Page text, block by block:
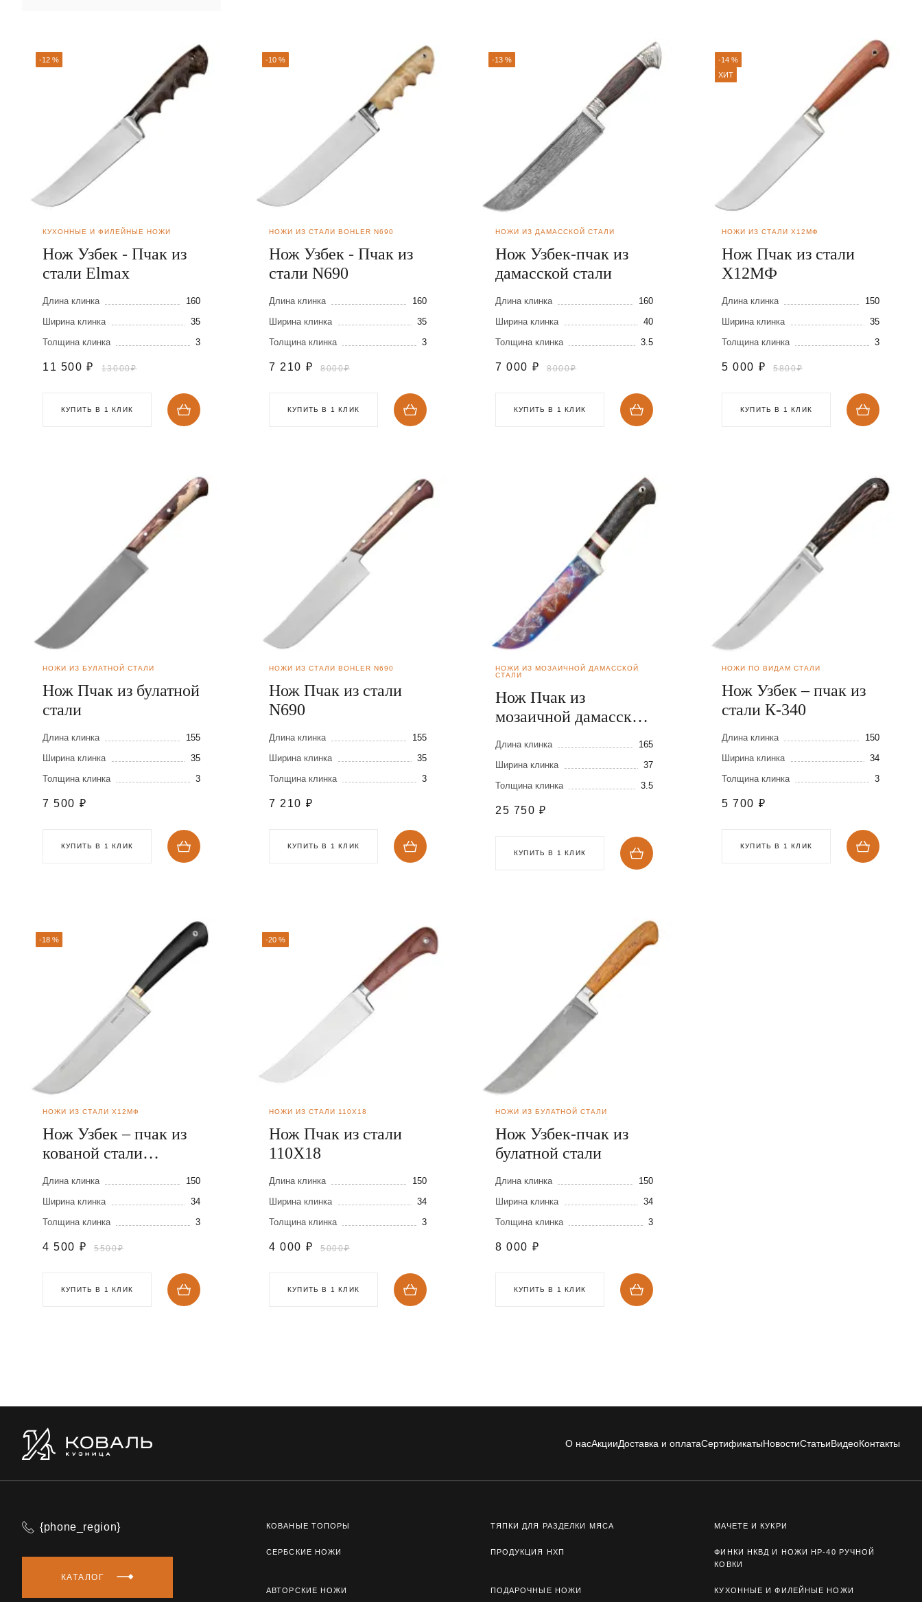
-12 %
КУХОННЫЕ И ФИЛЕЙНЫЕ НОЖИ
Нож Узбек - Пчак из
стали Elmax
Длина клинка
160
Ширина клинка
35
Толщина клинка
3
11 500 ₽ 13000₽
КУПИТЬ В 1 КЛИК
-10 %
НОЖИ ИЗ СТАЛИ BOHLER N690
Нож Узбек - Пчак из
стали N690
Длина клинка
160
Ширина клинка
35
Толщина клинка
3
7 210 ₽ 8000₽
КУПИТЬ В 1 КЛИК
-13 %
НОЖИ ИЗ ДАМАССКОЙ СТАЛИ
Нож Узбек-пчак из
дамасской стали
Длина клинка
160
Ширина клинка
40
Толщина клинка
3.5
7 000 ₽ 8000₽
КУПИТЬ В 1 КЛИК
-14 %
ХИТ
НОЖИ ИЗ СТАЛИ Х12МФ
Нож Пчак из стали
Х12МФ
Длина клинка
150
Ширина клинка
35
Толщина клинка
3
5 000 ₽ 5800₽
КУПИТЬ В 1 КЛИК
НОЖИ ИЗ БУЛАТНОЙ СТАЛИ
Нож Пчак из булатной
стали
Длина клинка
155
Ширина клинка
35
Толщина клинка
3
7 500 ₽
КУПИТЬ В 1 КЛИК
НОЖИ ИЗ СТАЛИ BOHLER N690
Нож Пчак из стали
N690
Длина клинка
155
Ширина клинка
35
Толщина клинка
3
7 210 ₽
КУПИТЬ В 1 КЛИК
НОЖИ ИЗ МОЗАИЧНОЙ ДАМАССКОЙ
СТАЛИ
Нож Пчак из
мозаичной дамасской
стали
Длина клинка
165
Ширина клинка
37
Толщина клинка
3.5
25 750 ₽
КУПИТЬ В 1 КЛИК
НОЖИ ПО ВИДАМ СТАЛИ
Нож Узбек – пчак из
стали К-340
Длина клинка
150
Ширина клинка
34
Толщина клинка
3
5 700 ₽
КУПИТЬ В 1 КЛИК
-18 %
НОЖИ ИЗ СТАЛИ Х12МФ
Нож Узбек – пчак из
кованой стали
Х12МФ
Длина клинка
150
Ширина клинка
34
Толщина клинка
3
4 500 ₽ 5500₽
КУПИТЬ В 1 КЛИК
-20 %
НОЖИ ИЗ СТАЛИ 110Х18
Нож Пчак из стали
110Х18
Длина клинка
150
Ширина клинка
34
Толщина клинка
3
4 000 ₽ 5000₽
КУПИТЬ В 1 КЛИК
НОЖИ ИЗ БУЛАТНОЙ СТАЛИ
Нож Узбек-пчак из
булатной стали
Длина клинка
150
Ширина клинка
34
Толщина клинка
3
8 000 ₽
КУПИТЬ В 1 КЛИК
О насАкцииДоставка и оплатаСертификатыНовостиСтатьиВидеоКонтакты
{phone_region}
КАТАЛОГ
КОВАНЫЕ ТОПОРЫ ТЯПКИ ДЛЯ РАЗДЕЛКИ МЯСА МАЧЕТЕ И КУКРИ
СЕРБСКИЕ НОЖИ ПРОДУКЦИЯ НХП
ФИНКИ НКВД И НОЖИ НР-40 РУЧНОЙ
КОВКИ
АВТОРСКИЕ НОЖИ ПОДАРОЧНЫЕ НОЖИ КУХОННЫЕ И ФИЛЕЙНЫЕ НОЖИ